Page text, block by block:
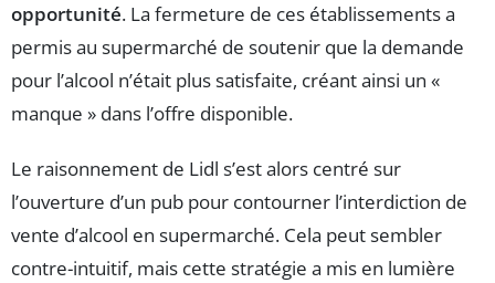
opportunité. La fermeture de ces établissements a
permis au supermarché de soutenir que la demande
pour l’alcool n’était plus satisfaite, créant ainsi un «
manque » dans l’offre disponible.
Le raisonnement de Lidl s’est alors centré sur
l’ouverture d’un pub pour contourner l’interdiction de
vente d’alcool en supermarché. Cela peut sembler
contre-intuitif, mais cette stratégie a mis en lumière